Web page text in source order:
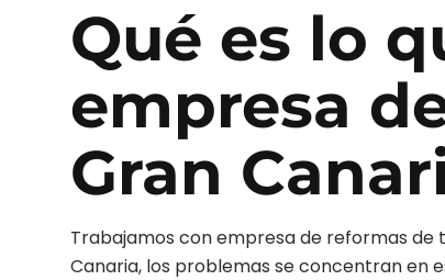
Qué es lo
empresa
Gran
Trabajamos conempresa de reformas de
Canaria, los problemas se concentran en